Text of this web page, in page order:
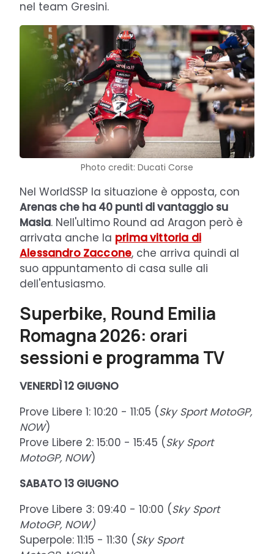
nel team Gresini.
Photo credit: Ducati Corse
Nel WorldSSP la situazione è opposta, con
Arenas che ha 40 punti di vantaggio su
Masia. Nell'ultimo Round ad Aragon però è
arrivata anche la prima vittoria di
Alessandro Zaccone, che arriva quindi al
suo appuntamento di casa sulle ali
dell'entusiasmo.
Superbike, Round Emilia
Romagna 2026: orari
sessioni e programma TV
VENERDÌ 12 GIUGNO
Prove Libere 1: 10:20 - 11:05 (Sky Sport MotoGP,
NOW)
Prove Libere 2: 15:00 - 15:45 (Sky Sport
MotoGP, NOW)
SABATO 13 GIUGNO
Prove Libere 3: 09:40 - 10:00 (Sky Sport
MotoGP, NOW)
Superpole: 11:15 - 11:30 (Sky Sport